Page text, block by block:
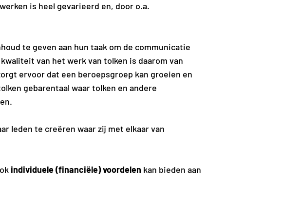
is heel gevarieerd en, door o.a.
te geven aan hun taak om de communicatie
van het werk van tolken is daarom van
ervoor dat een beroepsgroep kan groeien en
gebarentaal waar tolken en andere
leden te creëren waar zij met elkaar van
individuele (financiële) voordelen kan bieden aan